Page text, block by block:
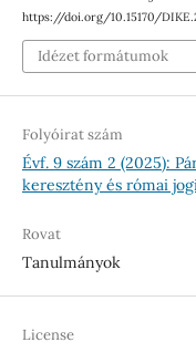
https://doi.org/10.15170/
Idézet formátumok
Folyóirat szám
Évf. 9 szám 2 (2025):
keresztény és római
Rovat
Tanulmányok
License